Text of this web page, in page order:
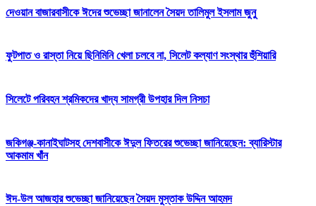
দেওয়ান বাজারবাসীকে ঈদের শুভেচ্ছা জানালেন সৈয়দ তালিমুল ইসলাম জুনু
ফুটপাত ও রাস্তা নিয়ে ছিনিমিনি খেলা চলবে না, সিলেট কল্যাণ সংস্থার হুঁশিয়ারি
সিলেটে পরিবহন শ্রমিকদের খাদ্য সামগ্রী উপহার দিল নিসচা
জকিগঞ্জ-কানাইঘাটসহ দেশবাসীকে ঈদুল ফিতরের শুভেচ্ছা জানিয়েছেন: ব্যারিস্টার
আকমাম খাঁন
ঈদ-উল আজহার শুভেচ্ছা জানিয়েছেন সৈয়দ মুস্তাক উদ্দিন আহমদ